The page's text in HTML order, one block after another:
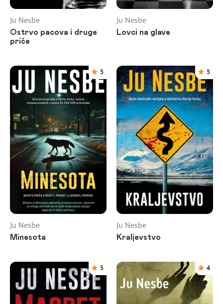
Ju Nesbe
Ostrvo pacova i druge
priče
Ju Nesbe
Lovci na glave
5
Ju Nesbe
Minesota
5
Ju Nesbe
Kraljevstvo
5 4